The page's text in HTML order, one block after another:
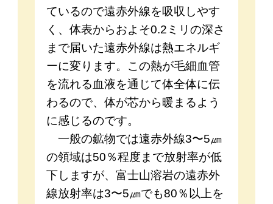
ているので遠赤外線を吸収しやす
く、体表からおよそ0.2ミリの深さ
まで届いた遠赤外線は熱エネルギ
ーに変ります。この熱が毛細血管
を流れる血液を通じて体全体に伝
わるので、体が芯から暖まるよう
に感じるのです。
一般の鉱物では遠赤外線3〜5㎛
の領域は50％程度まで放射率が低
下しますが、富士山溶岩の遠赤外
線放射率は3〜5㎛でも80％以上を